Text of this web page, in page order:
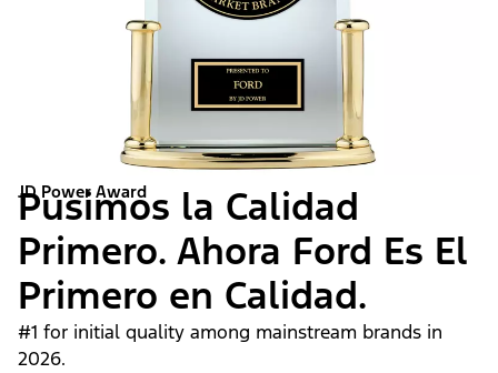
JD Power Award
Pusimos la Calidad
Primero. Ahora Ford Es El
Primero en Calidad.
#1 for initial quality among mainstream brands in
2026.